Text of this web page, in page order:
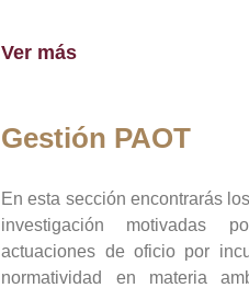
Ver más
Gestión PAOT
En esta sección encontrarás
investigación motivadas
actuaciones de oficio por
normatividad en materia